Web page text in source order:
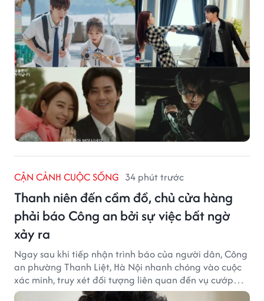
CẬN CẢNH CUỘC SỐNG 34 phút trước
Thanh niên đến cầm đồ, chủ cửa hàng
phải báo Công an bởi sự việc bất ngờ
xảy ra
Ngay sau khi tiếp nhận trình báo của người dân, Công
an phường Thanh Liệt, Hà Nội nhanh chóng vào cuộc
xác minh, truy xét đối tượng liên quan đến vụ cướp
giật tài sản xảy ra tại một cửa hàng cầm đồ trên địa